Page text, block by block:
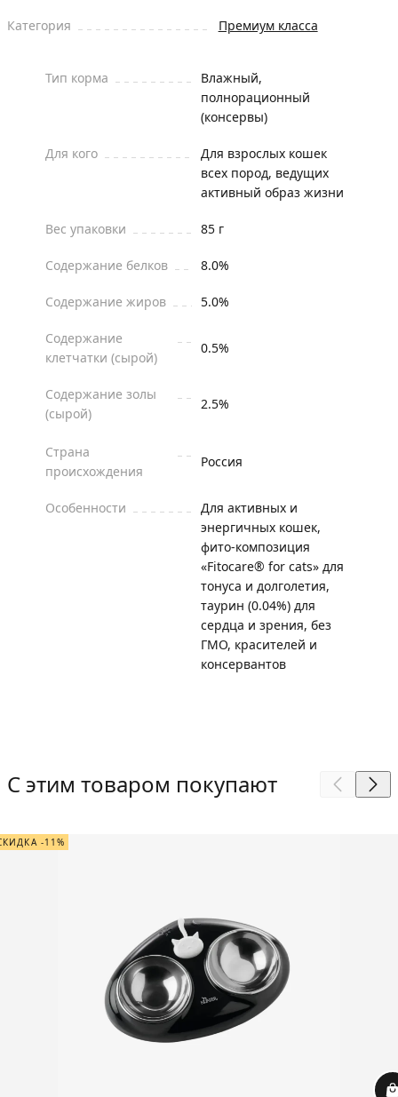
Категория Премиум класса
Тип корма
Влажный,
полнорационный
(консервы)
Для кого
Для взрослых кошек
всех пород, ведущих
активный образ жизни
Вес упаковки 85 г
Содержание белков 8.0%
Содержание жиров 5.0%
Содержание
клетчатки (сырой)
0.5%
Содержание золы
(сырой)
2.5%
Страна
происхождения
Россия
Особенности
Для активных и
энергичных кошек,
фито-композиция
«Fitocare® for cats» для
тонуса и долголетия,
таурин (0.04%) для
сердца и зрения, без
ГМО, красителей и
консервантов
С этим товаром покупают
-11%